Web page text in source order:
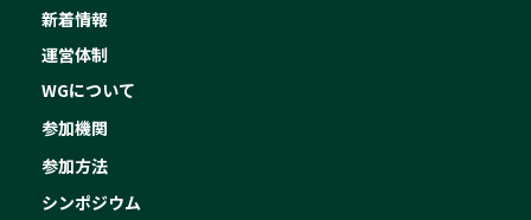
新着情報
運営体制
WGについて
参加機関
参加方法
シンポジウム